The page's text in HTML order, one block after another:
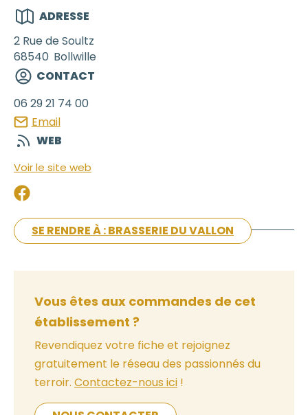
ADRESSE
2 Rue de Soultz
68540 Bollwille
CONTACT
06 29 21 74 00
Email
WEB
Voir le site web
SE RENDRE À : BRASSERIE DU VALLON
Vous êtes aux commandes de cet
établissement ?
Revendiquez votre fiche et rejoignez
gratuitement le réseau des passionnés du
terroir. Contactez-nous ici !